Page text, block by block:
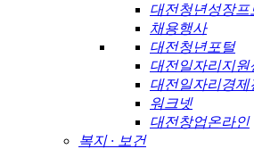
대전청년성장프
채용행사
대전청년포털
대전일자리지원
대전일자리경제
워크넷
대전창업온라인
복지 · 보건